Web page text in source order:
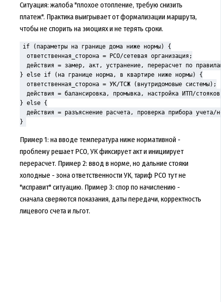
Ситуация: жалоба "плохое отопление, требую снизить
платеж". Практика выигрывает от формализации маршрута,
чтобы не спорить на эмоциях и не терять сроки.
if (параметры на границе дома ниже нормы) {
  ответственная_сторона = РСО/сетевая организация;
действия = замер, акт, устранение, перерасчет по
} else if (на границе норма, в квартире ниже нормы) {
  ответственная_сторона = УК/ТСЖ (внутридомовые системы);
действия = балансировка, промывка, настройка ИТП/
} else {
действия = разъяснение расчета, проверка прибора учета/
}
Пример 1: на вводе температура ниже нормативной -
проблему решает РСО, УК фиксирует акт и инициирует
перерасчет. Пример 2: ввод в норме, но дальние стояки
холодные - зона ответственности УК, тариф РСО тут не
"исправит" ситуацию. Пример 3: спор по начислению -
сначала сверяются показания, даты передачи, корректность
лицевого счета и льгот.